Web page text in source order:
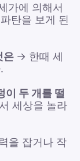
가에 의해서
탄을 보게 된
은 → 한때 세
이 두 개를 떨
세상을 놀라
을 잡거나 작